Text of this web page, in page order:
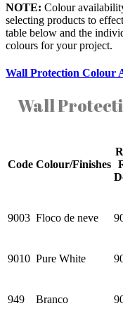
NOTE: Colour
selecting products to
table below and the
colours for your project.
Wall Protection Colour
Wall
Code Colour/Finishes
9003 Floco de neve
9010 Pure White
949 Branco